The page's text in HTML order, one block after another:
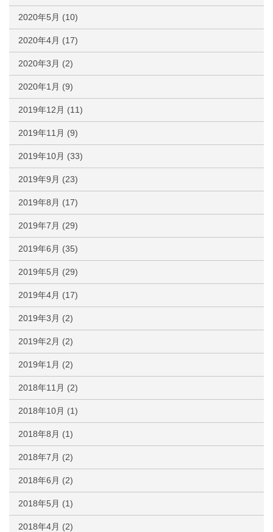
2020年5月 (10)
2020年4月 (17)
2020年3月 (2)
2020年1月 (9)
2019年12月 (11)
2019年11月 (9)
2019年10月 (33)
2019年9月 (23)
2019年8月 (17)
2019年7月 (29)
2019年6月 (35)
2019年5月 (29)
2019年4月 (17)
2019年3月 (2)
2019年2月 (2)
2019年1月 (2)
2018年11月 (2)
2018年10月 (1)
2018年8月 (1)
2018年7月 (2)
2018年6月 (2)
2018年5月 (1)
2018年4月 (2)